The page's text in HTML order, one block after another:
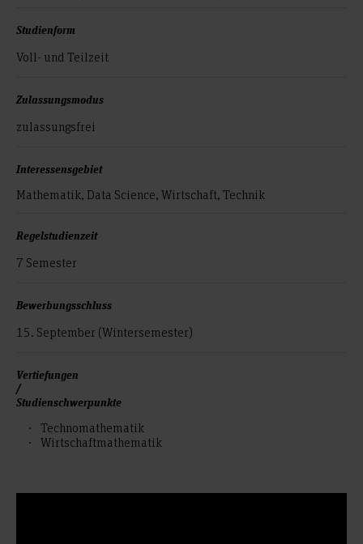
Studienform
Voll- und Teilzeit
Zulassungsmodus
zulassungsfrei
Interessensgebiet
Mathematik, Data Science, Wirtschaft, Technik
Regelstudienzeit
7 Semester
Bewerbungsschluss
15. September (Wintersemester)
Vertiefungen
/
Studienschwerpunkte
Technomathematik
Wirtschaftmathematik